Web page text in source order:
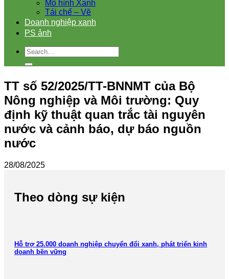
Mô hình Xanh
Tái chế – Vẽ
Doanh nghiệp xanh
PS ảnh
TT số 52/2025/TT-BNNMT của Bộ
Nông nghiệp và Môi trường: Quy
định kỹ thuật quan trắc tài nguyên
nước và cảnh báo, dự báo nguồn
nước
28/08/2025
Theo dòng sự kiện
Hỗ trợ 25.000 doanh nghiệp chuyển đổi xanh, phát triển kinh
doanh bền vững